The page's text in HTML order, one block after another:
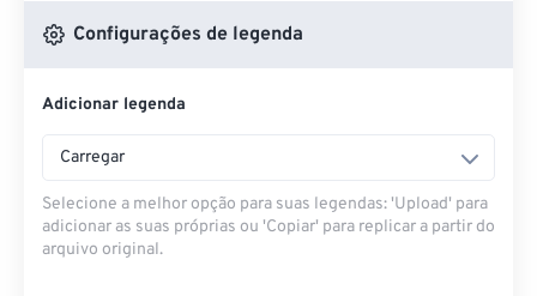
Configurações de legenda
Adicionar legenda
Carregar
Selecione a melhor opção para suas legendas: 'Upload' para
adicionar as suas próprias ou 'Copiar' para replicar a partir do
arquivo original.